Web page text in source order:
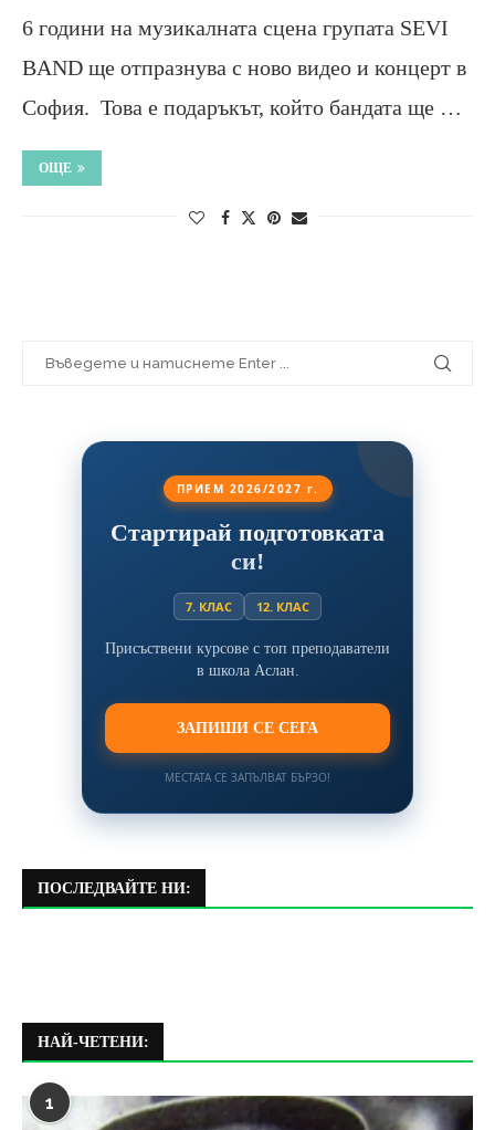
6 години на музикалната сцена групата SEVI
BAND ще отпразнува с ново видео и концерт в
София. Това е подаръкът, който бандата ще …
ОЩЕ
ПРИЕМ 2026/2027 г.
Стартирай подготовката
си!
7. КЛАС 12. КЛАС
Присъствени курсове с топ преподаватели
в школа Аслан.
ЗАПИШИ СЕ СЕГА
МЕСТАТА СЕ ЗАПЪЛВАТ БЪРЗО!
ПОСЛЕДВАЙТЕ НИ:
НАЙ-ЧЕТЕНИ:
1